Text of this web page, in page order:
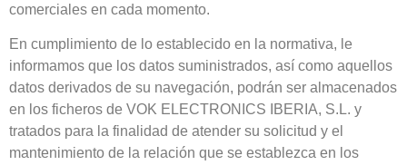
comerciales en cada momento.
En cumplimiento de lo establecido en la normativa, le
informamos que los datos suministrados, así como aquellos
datos derivados de su navegación, podrán ser almacenados
en los ficheros de VOK ELECTRONICS IBERIA, S.L. y
tratados para la finalidad de atender su solicitud y el
mantenimiento de la relación que se establezca en los